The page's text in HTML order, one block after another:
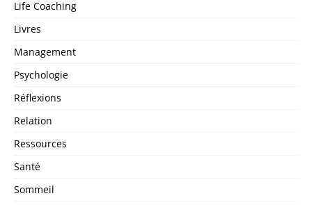
Life Coaching
Livres
Management
Psychologie
Réflexions
Relation
Ressources
Santé
Sommeil